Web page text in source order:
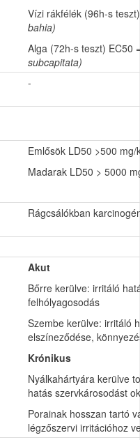
Vízi rákfélék (96h-s
bahia)
Alga (72h-s teszt) EC50
subcapitata)
-
Emlősök LD50 >500 mg/
Madarak LD50 > 5000
Rágcsálókban
Akut
Bőrre kerülve: irritáló
felhólyagosodás
Szembe kerülve: irritáló
elszíneződése,
Krónikus
Nyálkahártyára kerülve
hatás szervkárosodást
Porainak hosszan tartó
légzőszervi irritációhoz